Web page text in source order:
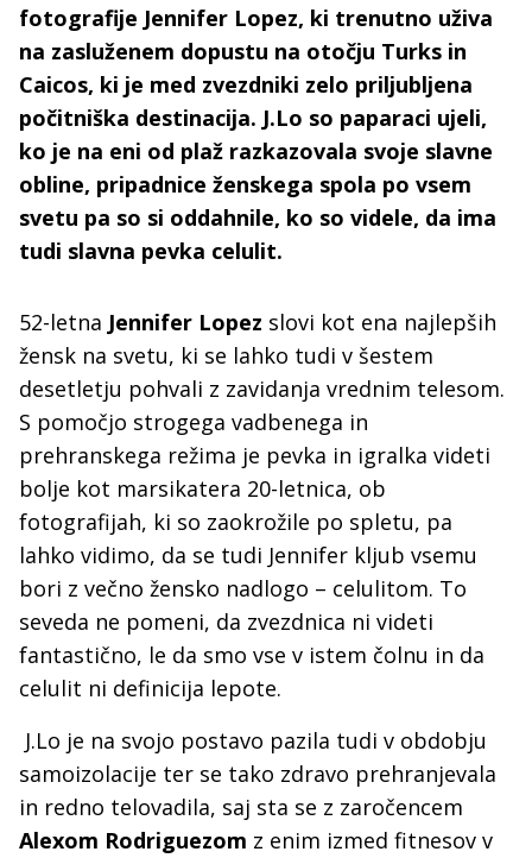
fotografije Jennifer Lopez, ki trenutno uživa
na zasluženem dopustu na otočju Turks in
Caicos, ki je med zvezdniki zelo priljubljena
počitniška destinacija. J.Lo so paparaci ujeli,
ko je na eni od plaž razkazovala svoje slavne
obline, pripadnice ženskega spola po vsem
svetu pa so si oddahnile, ko so videle, da ima
tudi slavna pevka celulit.
52-letna Jennifer Lopez slovi kot ena najlepših
žensk na svetu, ki se lahko tudi v šestem
desetletju pohvali z zavidanja vrednim telesom.
S pomočjo strogega vadbenega in
prehranskega režima je pevka in igralka videti
bolje kot marsikatera 20-letnica, ob
fotografijah, ki so zaokrožile po spletu, pa
lahko vidimo, da se tudi Jennifer kljub vsemu
bori z večno žensko nadlogo – celulitom. To
seveda ne pomeni, da zvezdnica ni videti
fantastično, le da smo vse v istem čolnu in da
celulit ni definicija lepote.
J.Lo je na svojo postavo pazila tudi v obdobju
samoizolacije ter se tako zdravo prehranjevala
in redno telovadila, saj sta se z zaročencem
Alexom Rodriguezom z enim izmed fitnesov v